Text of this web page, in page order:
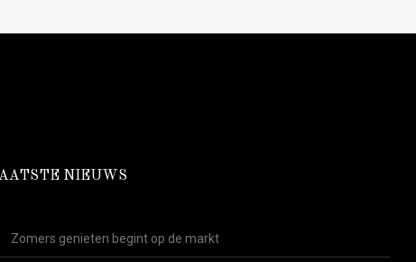
NIEUWS
Zomers genieten begint op de markt